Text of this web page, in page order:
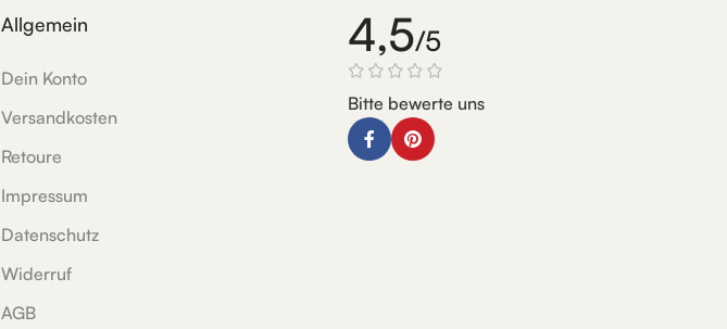
Allgemein
Dein Konto
Versandkosten
Retoure
Impressum
Datenschutz
Widerruf
AGB
4,5/5
Bitte bewerte uns